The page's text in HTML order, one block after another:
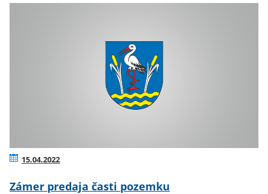
15.04.2022
Zámer predaja časti pozemku